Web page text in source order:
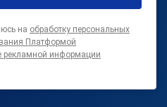
на обработку персональных
Платформой
рекламной информации